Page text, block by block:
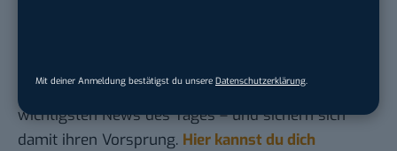
Mit deiner Anmeldung bestätigst du unsere Datenschutzerklärung.
Tag UPDATE, unser Tech-Briefing mit den
wichtigsten News des Tages – und sichern sich
damit ihren Vorsprung. Hier kannst du dich